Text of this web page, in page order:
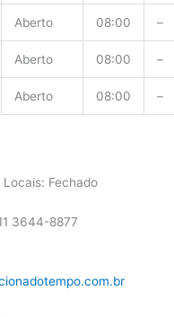
Aberto 08:00 –
Aberto 08:00 –
Aberto 08:00 –
Locais: Fechado
3644-8877